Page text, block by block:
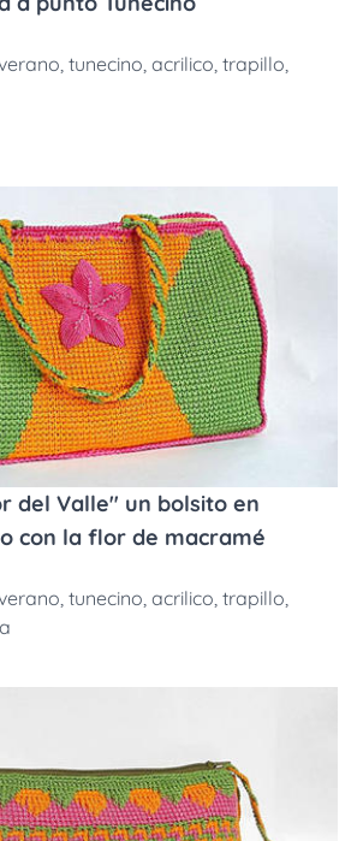
, tunecino, acrilico, trapillo,
del Valle" un bolsito en
con la flor de macramé
, tunecino, acrilico, trapillo,